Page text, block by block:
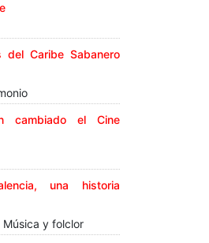
del Caribe Sabanero
cambiado el Cine
una historia
Música y folclor